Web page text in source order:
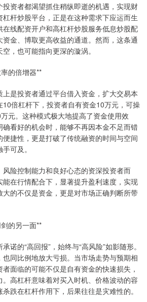
资者都渴望抓住稍纵即逝的机遇，实现财
杆炒股平台，正是在这种需求下应运而生
线配资开户和高杠杆炒股服务低息炒股配
金、博取更高收益的通道。然而，这条通
，也可能指向更深的漩涡。
的倍增器**
是投资者通过平台借入资金，扩大交易本
倍杠杆下，投资者自有资金10万元，可操
元。这种模式极大地提高了资金使用效
看好的机会时，能够不再因本金不足而错
捷性，更是打破了传统融资的时间与空间
可及。
险控制能力和良好心态的资深投资者而
在行情配合下，显著提升盈利速度，实现
的不仅是资金，更是对市场正确判断所带
的另一面**
诺的“高回报”，始终与“高风险”如影随形。
同比例地放大亏损。当市场走势与预期相
面临的可能不仅是自有资金的快速损失，
高杠杆意味着对买入时机、价格波动的容
跌在杠杆作用下，后果往往是灾难性的。